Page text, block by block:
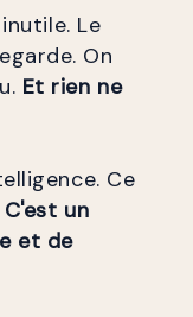
Le
On
Et rien ne
Ce
C'est un
et de